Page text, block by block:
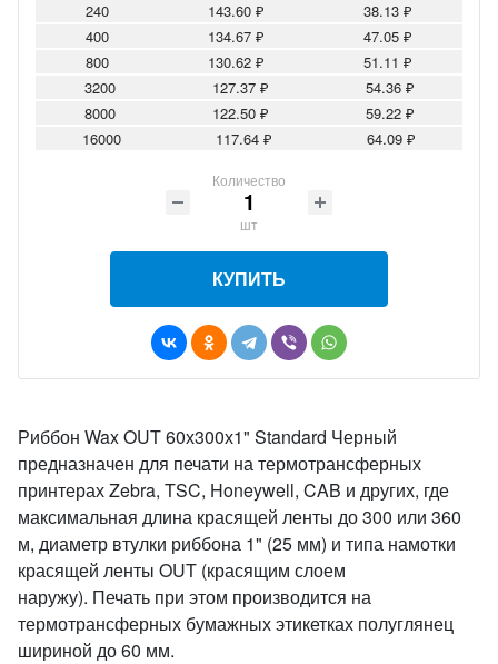
240
143.60 ₽
38.13 ₽
400
134.67 ₽
47.05 ₽
800
130.62 ₽
51.11 ₽
3200
127.37 ₽
54.36 ₽
8000
122.50 ₽
59.22 ₽
16000
117.64 ₽ 64.09 ₽
Количество
шт
КУПИТЬ
Риббон Wax OUT 60х300х1" Standard Черный
предназначен для печати на термотрансферных
принтерах Zebra, TSC, Honeywell, CAB и других, где
максимальная длина красящей ленты до 300 или 360
м, диаметр втулки риббона 1" (25 мм) и типа намотки
красящей ленты OUT (красящим слоем
наружу). Печать при этом производится на
термотрансферных бумажных этикетках полуглянец
шириной до 60 мм.